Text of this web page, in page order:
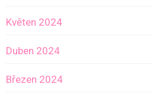
Květen 2024
Duben 2024
Březen 2024